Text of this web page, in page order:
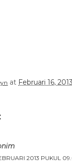
at Februari 16, 2013
2013 PUKUL